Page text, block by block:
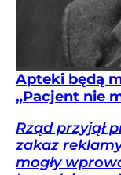
Apteki będą
„Pacjent nie
Rząd przyjął
zakaz
mogły